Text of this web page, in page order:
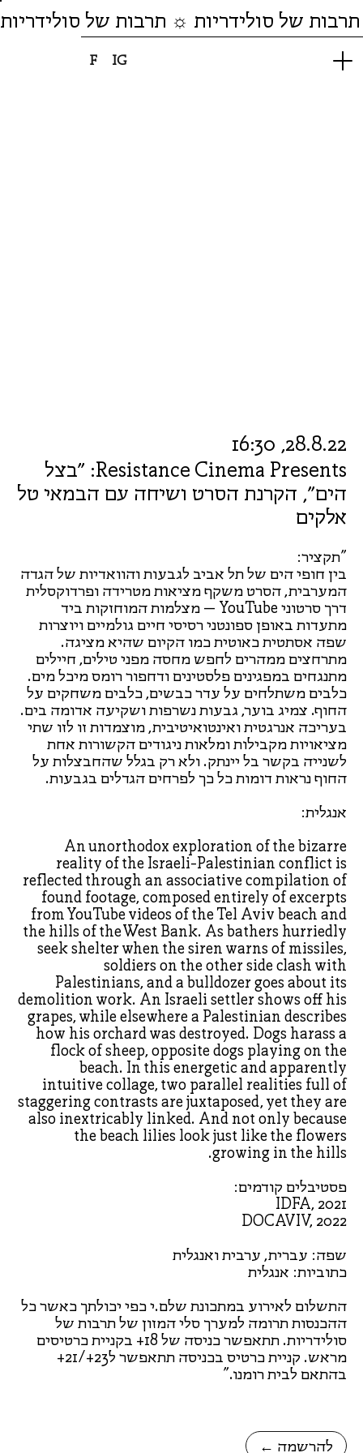
F IG
של סולידריות ☼ תרבות של סולידריות
Resistance Cinema Presents: ״בצל
הים״, הקרנת הסרט ושיחה עם הבמאי טל
אלקים
"תקציר:
בין חופי הים של תל אביב לגבעות והוואדיות של הגדה
המערבית, הסרט משקף מציאות מטרידה ופרדוקסלית
דרך סרטוני YouTube – מצלמות המוחזקות ביד
מתעדות באופן ספונטני רסיסי חיים גולמיים ויוצרות
שפה אסתטית כאוטית כמו הקיום שהיא מציגה.
מתרחצים ממהרים לחפש מחסה מפני טילים, חיילים
מתנגחים במפגינים פלסטינים ודחפור רומס מיכל מים.
כלבים משתלחים על עדר כבשים, כלבים משחקים על
החוף. צמיג בוער, גבעות נשרפות ושקיעה אדומה בים.
בעריכה אנרגטית ואינטואיטיבית, מוצמדות זו לזו שתי
מציאויות מקבילות ומלאות ניגודים הקשורות אחת
לשנייה בקשר בל יינתק. ולא רק בגלל שהחבצלות על
החוף נראות דומות כל כך לפרחים הגדלים בגבעות.
אנגלית:
An unorthodox exploration of the bizarre
reality of the Israeli-Palestinian conflict is
reflected through an associative compilation of
found footage, composed entirely of excerpts
from YouTube videos of the Tel Aviv beach and
the hills of the West Bank. As bathers hurriedly
seek shelter when the siren warns of missiles,
soldiers on the other side clash with
Palestinians, and a bulldozer goes about its
demolition work. An Israeli settler shows off his
grapes, while elsewhere a Palestinian describes
how his orchard was destroyed. Dogs harass a
flock of sheep, opposite dogs playing on the
beach. In this energetic and apparently
intuitive collage, two parallel realities full of
staggering contrasts are juxtaposed, yet they are
also inextricably linked. And not only because
the beach lilies look just like the flowers
growing in the hills.
פסטיבלים קודמים:
IDFA, 2021
DOCAVIV, 2022
שפה: עברית, ערבית ואנגלית
כתוביות: אנגלית
התשלום לאירוע במתכונת שלם.י כפי יכולתך כאשר כל
ההכנסות תרומה למערך סלי המזון של תרבות של
סולידריות. תתאפשר כניסה של 18+ בקניית כרטיסים
מראש. קניית כרטיס בכניסה תתאפשר ל23+/21+
בהתאם לבית רומנו."
← להרשמה
28.8.22, 16:30